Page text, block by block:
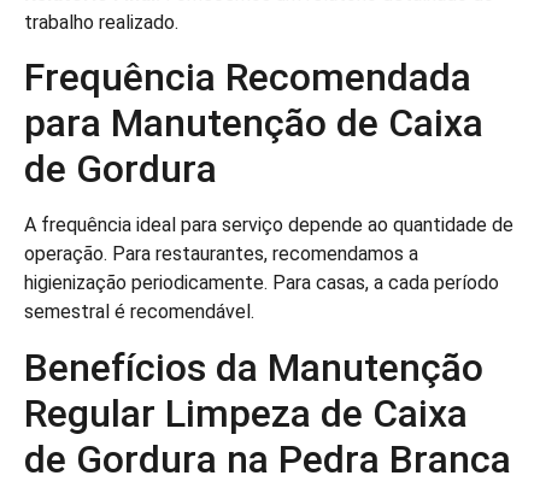
trabalho realizado.
Frequência Recomendada
para Manutenção de Caixa
de Gordura
A frequência ideal para serviço depende ao quantidade de
operação. Para restaurantes, recomendamos a
higienização periodicamente. Para casas, a cada período
semestral é recomendável.
Benefícios da Manutenção
Regular Limpeza de Caixa
de Gordura na Pedra Branca